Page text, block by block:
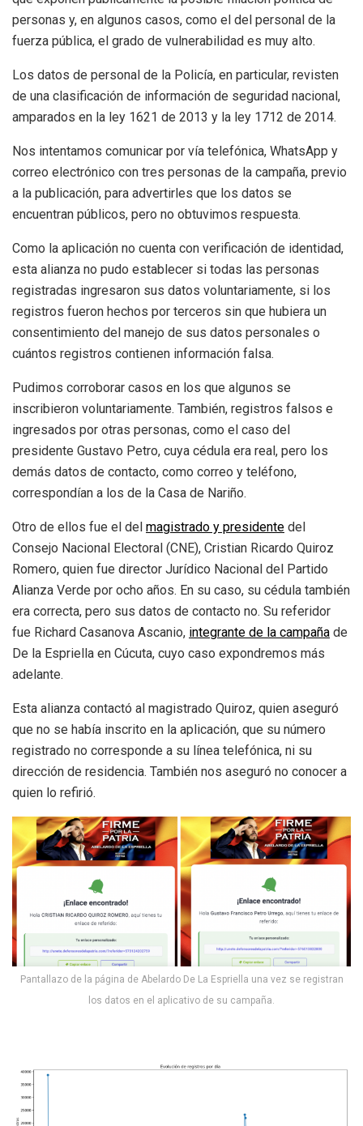
personas y, en algunos casos, como el del personal de la
fuerza pública, el grado de vulnerabilidad es muy alto.
Los datos de personal de la Policía, en particular, revisten
de una clasificación de información de seguridad nacional,
amparados en la ley 1621 de 2013 y la ley 1712 de 2014.
Nos intentamos comunicar por vía telefónica, WhatsApp y
correo electrónico con tres personas de la campaña, previo
a la publicación, para advertirles que los datos se
encuentran públicos, pero no obtuvimos respuesta.
Como la aplicación no cuenta con verificación de identidad,
esta alianza no pudo establecer si todas las personas
registradas ingresaron sus datos voluntariamente, si los
registros fueron hechos por terceros sin que hubiera un
consentimiento del manejo de sus datos personales o
cuántos registros contienen información falsa.
Pudimos corroborar casos en los que algunos se
inscribieron voluntariamente. También, registros falsos e
ingresados por otras personas, como el caso del
presidente Gustavo Petro, cuya cédula era real, pero los
demás datos de contacto, como correo y teléfono,
correspondían a los de la Casa de Nariño.
Otro de ellos fue el del magistrado y presidente del
Consejo Nacional Electoral (CNE), Cristian Ricardo Quiroz
Romero, quien fue director Jurídico Nacional del Partido
Alianza Verde por ocho años. En su caso, su cédula también
era correcta, pero sus datos de contacto no. Su referidor
fue Richard Casanova Ascanio, integrante de la campaña de
De la Espriella en Cúcuta, cuyo caso expondremos más
adelante.
Esta alianza contactó al magistrado Quiroz, quien aseguró
que no se había inscrito en la aplicación, que su número
registrado no corresponde a su línea telefónica, ni su
dirección de residencia. También nos aseguró no conocer a
quien lo refirió.
Pantallazo de la página de Abelardo De La Espriella una vez se registran
los datos en el aplicativo de su campaña.